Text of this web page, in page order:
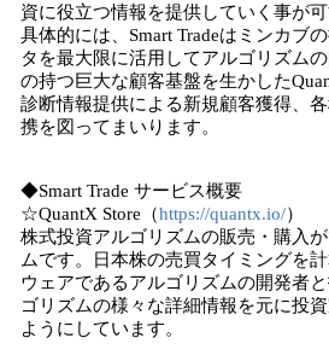
資に役立つ情報を提供していく事が可
具体的には、Smart Tradeはミンカブ
タを最大限に活用してアルゴリズム
の持つ巨大な顧客基盤を生かした
診断情報提供による新規顧客獲得、
携を図ってまいります。
◆Smart Trade サービス概要
☆QuantX Store（https://quantx.io/）
株式投資アルゴリズムの販売・購入
ムです。日本株の売買タイミングを
ウェアであるアルゴリズムの開発者
ゴリズムの様々な詳細情報を元に投
ようにしています。